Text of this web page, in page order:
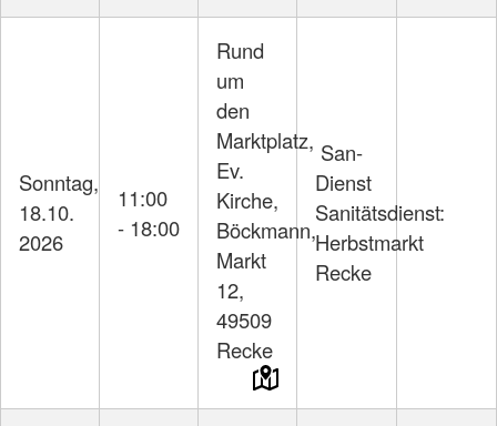
Sonntag,
18.10.
2026
11:00
- 18:00
Rund
um
den
Marktplatz,
Ev.
Kirche,
Böckmann,
Markt
12,
49509
Recke
San-
Dienst
Sanitätsdienst:
Herbstmarkt
Recke